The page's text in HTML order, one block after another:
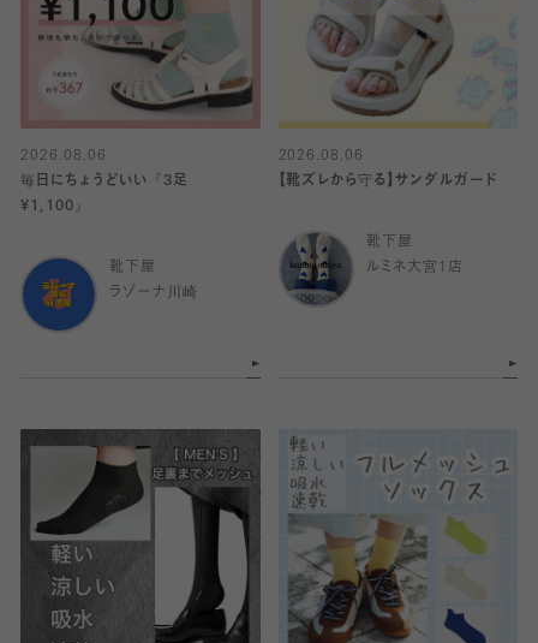
2026.08.06
毎日にちょうどいい『3足
¥1,100』
靴下屋
ラゾーナ川崎
2026.08.06
【靴ズレから守る】サンダルガード
靴下屋
ルミネ大宮1店